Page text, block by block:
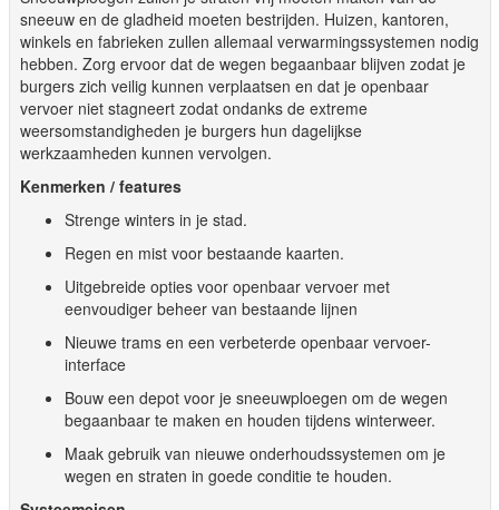
sneeuw en de gladheid moeten bestrijden. Huizen, kantoren,
winkels en fabrieken zullen allemaal verwarmingssystemen nodig
hebben. Zorg ervoor dat de wegen begaanbaar blijven zodat je
burgers zich veilig kunnen verplaatsen en dat je openbaar
vervoer niet stagneert zodat ondanks de extreme
weersomstandigheden je burgers hun dagelijkse
werkzaamheden kunnen vervolgen.
Kenmerken / features
Strenge winters in je stad.
Regen en mist voor bestaande kaarten.
Uitgebreide opties voor openbaar vervoer met
eenvoudiger beheer van bestaande lijnen
Nieuwe trams en een verbeterde openbaar vervoer-
interface
Bouw een depot voor je sneeuwploegen om de wegen
begaanbaar te maken en houden tijdens winterweer.
Maak gebruik van nieuwe onderhoudssystemen om je
wegen en straten in goede conditie te houden.